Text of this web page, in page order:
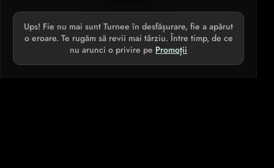
Ups! Fie nu mai sunt Turnee în desfășurare, fie a apărut
o eroare. Te rugăm să revii mai târziu. Între timp, de ce
nu arunci o privire pe Promoții